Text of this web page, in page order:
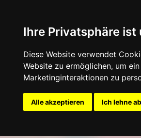
Ihre Privatsphäre ist
Diese Website verwendet
Website zu ermöglichen, um
Marketinginteraktionen zu
Alle akzeptieren Ich lehne ab
Startseite